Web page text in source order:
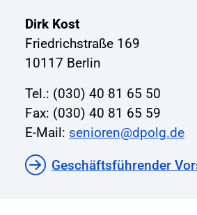
Dirk Kost
Friedrichstraße 169
10117 Berlin
Tel.: (030) 40 81 65 50
Fax: (030) 40 81 65 59
E-Mail: senioren@dpolg.de
Geschäftsführender